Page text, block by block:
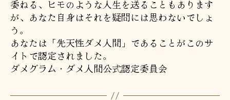
委ねる、ヒモのような人生を送ることもあります
が、あなた自身はそれを疑問には思わないでしょ
う。
あなたは「先天性ダメ人間」であることがこのサ
イトで認定されました。
ダメグラム・ダメ人間公式認定委員会